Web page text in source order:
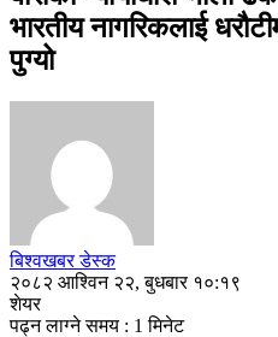
भारतीय नागरिकलाई
पुग्यो
बिश्वखबर डेस्क
२०८२ आश्विन २२, बुधबार १०:१९
शेयर
पढ्न लाग्ने समय : 1 मिनेट